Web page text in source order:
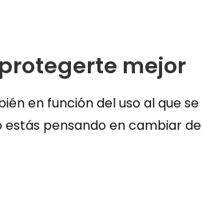
mejor
en función del uso al que se
estás pensando en cambiar de